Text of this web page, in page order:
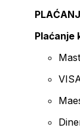
Plaćanje